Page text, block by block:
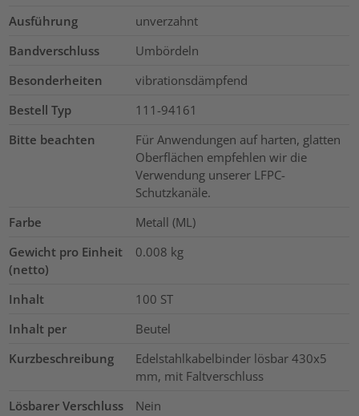
Ausführung
unverzahnt
Bandverschluss
Umbördeln
Besonderheiten
vibrationsdämpfend
Bestell Typ
111-94161
Bitte beachten
Für Anwendungen auf harten, glatten
Oberflächen empfehlen wir die
Verwendung unserer LFPC-
Schutzkanäle.
Farbe
Metall (ML)
Gewicht pro Einheit
(netto)
0.008 kg
Inhalt 100 ST
Inhalt per
Beutel
Kurzbeschreibung
Edelstahlkabelbinder lösbar 430x5
mm, mit Faltverschluss
Lösbarer Verschluss
Nein